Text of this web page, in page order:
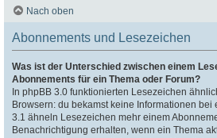
Nach oben
Abonnements und Lesezeichen
Was ist der Unterschied zwischen einem
Abonnements für ein Thema oder Forum?
In phpBB 3.0 funktionierten Lesezeichen
Browsern: du bekamst keine Informationen bei
3.1 ähneln Lesezeichen mehr einem
Benachrichtigung erhalten, wenn ein Thema